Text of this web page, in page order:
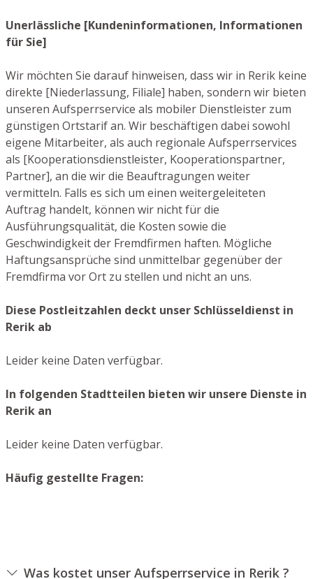
Unerlässliche [Kundeninformationen, Informationen
für Sie]
Wir möchten Sie darauf hinweisen, dass wir in Rerik keine
direkte [Niederlassung, Filiale] haben, sondern wir bieten
unseren Aufsperrservice als mobiler Dienstleister zum
günstigen Ortstarif an. Wir beschäftigen dabei sowohl
eigene Mitarbeiter, als auch regionale Aufsperrservices
als [Kooperationsdienstleister, Kooperationspartner,
Partner], an die wir die Beauftragungen weiter
vermitteln. Falls es sich um einen weitergeleiteten
Auftrag handelt, können wir nicht für die
Ausführungsqualität, die Kosten sowie die
Geschwindigkeit der Fremdfirmen haften. Mögliche
Haftungsansprüche sind unmittelbar gegenüber der
Fremdfirma vor Ort zu stellen und nicht an uns.
Diese Postleitzahlen deckt unser Schlüsseldienst in
Rerik ab
Leider keine Daten verfügbar.
In folgenden Stadtteilen bieten wir unsere Dienste in
Rerik an
Leider keine Daten verfügbar.
Häufig gestellte Fragen:
Was kostet unser Aufsperrservice in Rerik ?